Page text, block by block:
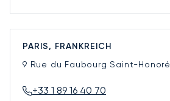
PARIS, FRANKREICH
9 Rue du Faubourg Saint-Honoré
+33 1 89 16 40 70